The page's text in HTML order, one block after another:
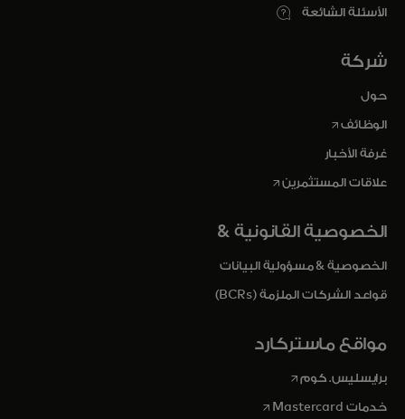
الأسئلة الشائعة
شركة
حول
الوظائفopens in a new tab
غرفة الأخبار
علاقات المستثمرينopens in a new tab
الخصوصية القانونية &
الخصوصية & مسؤولية البيانات
قواعد الشركات الملزمة (BCRs)
مواقع ماستركارد
برايسليس. كومopens in a new tab
خدمات Mastercard opens in a new tab